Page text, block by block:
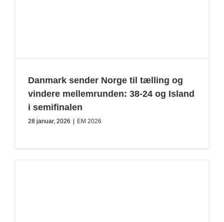
Danmark sender Norge til tælling og
vindere mellemrunden: 38-24 og Island
i semifinalen
28 januar, 2026 EM 2026